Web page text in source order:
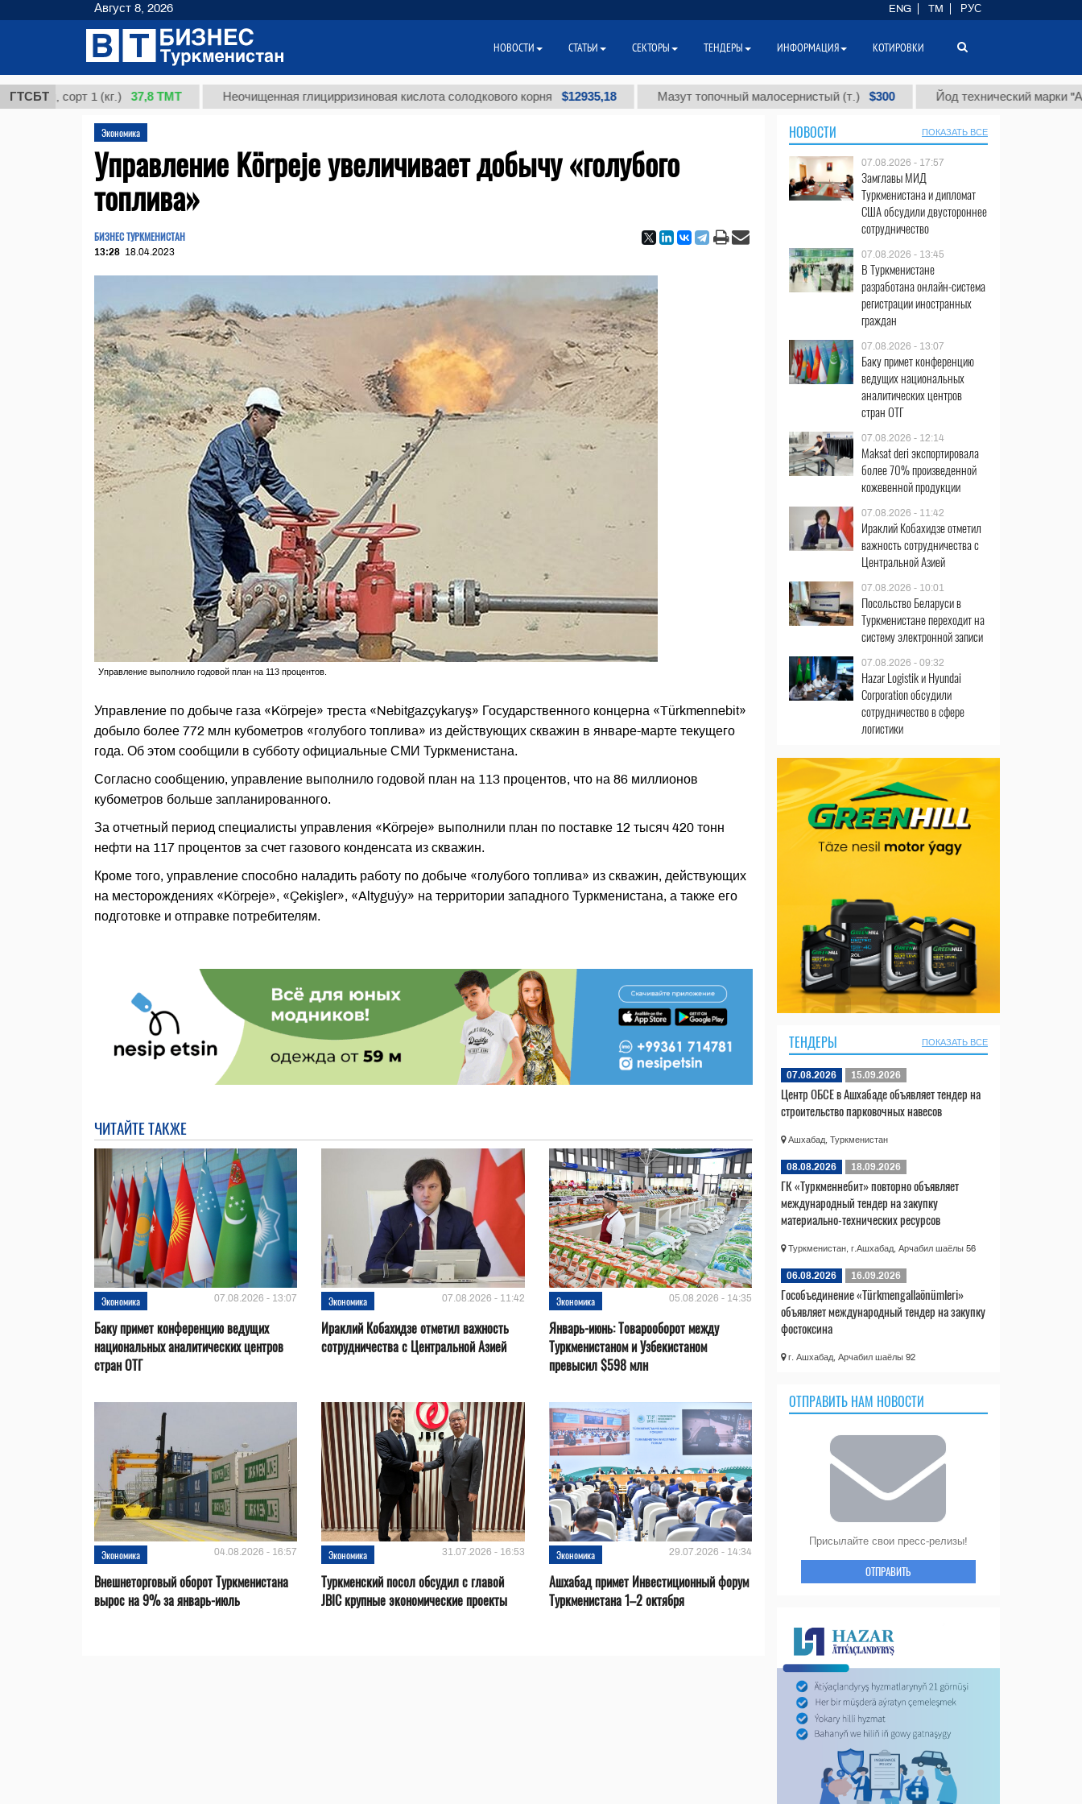
ГТСБТ
сорт 1 (кг.) 37,8 ТМТ Неочищенная глицирризиновая кислота солодкового корня $12935,18 Мазут топочный малосернистый (т.) $300 Йод технический марки "А" (т.)
Экономика
Управление Körpeje увеличивает добычу «голубого
топлива»
БИЗНЕС ТУРКМЕНИСТАН
13:28 18.04.2023
Управление выполнило годовой план на 113 процентов.
Управление по добыче газа «Körpeje» треста «Nebitgazçykaryş» Государственного концерна «Türkmennebit»
добыло более 772 млн кубометров «голубого топлива» из действующих скважин в январе-марте текущего
года. Об этом сообщили в субботу официальные СМИ Туркменистана.
Согласно сообщению, управление выполнило годовой план на 113 процентов, что на 86 миллионов
кубометров больше запланированного.
За отчетный период специалисты управления «Körpeje» выполнили план по поставке 12 тысяч 420 тонн
нефти на 117 процентов за счет газового конденсата из скважин.
Кроме того, управление способно наладить работу по добыче «голубого топлива» из скважин, действующих
на месторождениях «Körpeje», «Çekişler», «Altyguýy» на территории западного Туркменистана, а также его
подготовке и отправке потребителям.
ЧИТАЙТЕ ТАКЖЕ
Экономика 07.08.2026 - 13:07
Баку примет конференцию ведущих
национальных аналитических центров
стран ОТГ
Экономика 07.08.2026 - 11:42
Ираклий Кобахидзе отметил важность
сотрудничества с Центральной Азией
Экономика 05.08.2026 - 14:35
Январь-июнь: Товарооборот между
Туркменистаном и Узбекистаном
превысил $598 млн
Экономика 04.08.2026 - 16:57
Внешнеторговый оборот Туркменистана
вырос на 9% за январь-июль
Экономика 31.07.2026 - 16:53
Туркменский посол обсудил с главой
JBIC крупные экономические проекты
Экономика 29.07.2026 - 14:34
Ашхабад примет Инвестиционный форум
Туркменистана 1–2 октября
НОВОСТИ ПОКАЗАТЬ ВСЕ
07.08.2026 - 17:57
Замглавы МИД
Туркменистана и дипломат
США обсудили двустороннее
сотрудничество
07.08.2026 - 13:45
В Туркменистане
разработана онлайн-система
регистрации иностранных
граждан
07.08.2026 - 13:07
Баку примет конференцию
ведущих национальных
аналитических центров
стран ОТГ
07.08.2026 - 12:14
Maksat deri экспортировала
более 70% произведенной
кожевенной продукции
07.08.2026 - 11:42
Ираклий Кобахидзе отметил
важность сотрудничества с
Центральной Азией
07.08.2026 - 10:01
Посольство Беларуси в
Туркменистане переходит на
систему электронной записи
07.08.2026 - 09:32
Hazar Logistik и Hyundai
Corporation обсудили
сотрудничество в сфере
логистики
ТЕНДЕРЫ ПОКАЗАТЬ ВСЕ
07.08.2026 15.09.2026
Центр ОБСЕ в Ашхабаде объявляет тендер на
строительство парковочных навесов
Ашхабад, Туркменистан
08.08.2026 18.09.2026
ГК «Туркменнебит» повторно объявляет
международный тендер на закупку
материально-технических ресурсов
Туркменистан, г.Ашхабад, Арчабил шаёлы 56
06.08.2026 16.09.2026
Гособъединение «Türkmengallaönümleri»
объявляет международный тендер на закупку
фостоксина
г. Ашхабад, Арчабил шаёлы 92
ОТПРАВИТЬ НАМ НОВОСТИ
Присылайте свои пресс-релизы!
ОТПРАВИТЬ
Август 8, 2026 ENG TM РУС
НОВОСТИ СТАТЬИ СЕКТОРЫ ТЕНДЕРЫ ИНФОРМАЦИЯ КОТИРОВКИ